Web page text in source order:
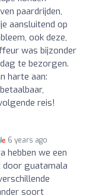
paardrijden,
aansluitend op
ook deze,
was bijzonder
te bezorgen.
harte aan:
reis!
6 years ago
hebben we een
door guatamala
soort